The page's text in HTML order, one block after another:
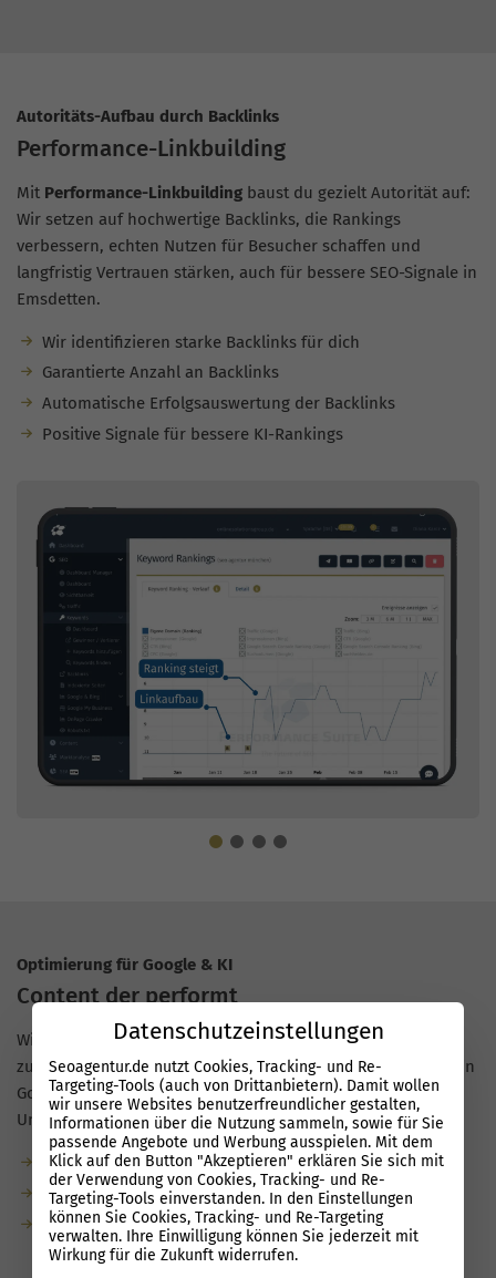
Autoritäts-Aufbau durch Backlinks
Performance-Linkbuilding
Mit Performance-Linkbuilding baust du gezielt Autorität auf:
Wir setzen auf hochwertige Backlinks, die Rankings
verbessern, echten Nutzen für Besucher schaffen und
langfristig Vertrauen stärken, auch für bessere SEO-Signale in
Emsdetten.
Wir identifizieren starke Backlinks für dich
Garantierte Anzahl an Backlinks
Automatische Erfolgsauswertung der Backlinks
Positive Signale für bessere KI-Rankings
Optimierung für Google & KI
Content der performt
Wir schreibenSEO-Texte mit echtem Nutzwert, statt Seiten
zu füllen. Mit der Performance Suite entstehen Inhalte, die in
Google und KI-Suchen schneller sichtbar werden, auch für
Unternehmen in Emsdetten.
Garantierte Textmenge durch unsere Redaktion
Bis zu 80 % weniger Aufwand dank KI
KI-optimiert: natürliche Sprache, semantische Relevanz,
klare Struktur
Datenschutzeinstellungen
Seoagentur.de nutzt Cookies, Tracking- und Re-
Targeting-Tools (auch von Drittanbietern). Damit wollen
wir unsere Websites benutzerfreundlicher gestalten,
Informationen über die Nutzung sammeln, sowie für Sie
passende Angebote und Werbung ausspielen. Mit dem
Klick auf den Button "Akzeptieren" erklären Sie sich mit
der Verwendung von Cookies, Tracking- und Re-
Targeting-Tools einverstanden. In den Einstellungen
können Sie Cookies, Tracking- und Re-Targeting
verwalten. Ihre Einwilligung können Sie jederzeit mit
Wirkung für die Zukunft widerrufen.